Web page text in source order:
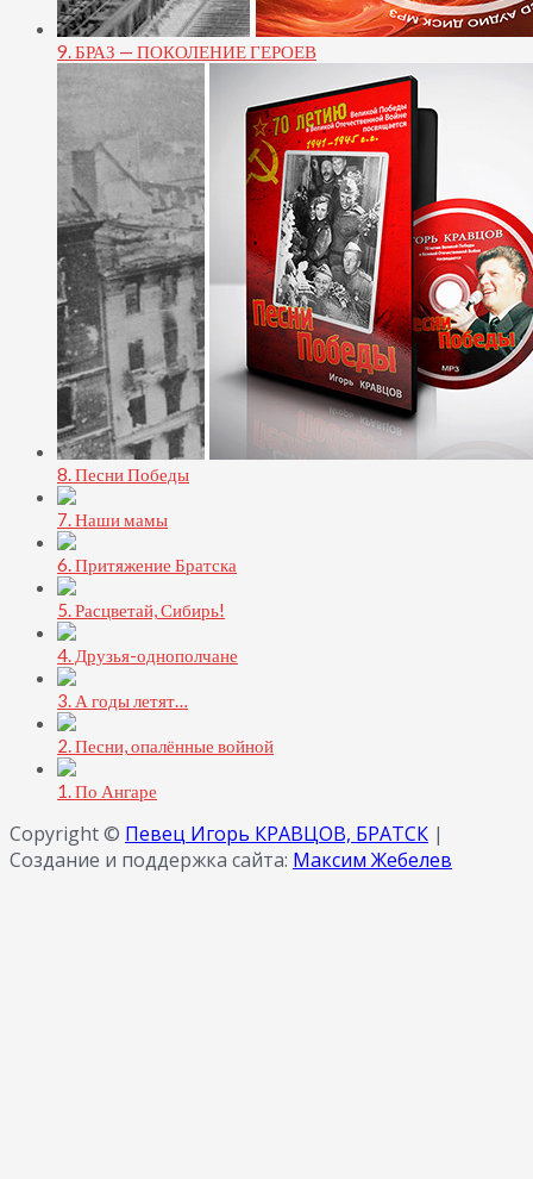
9. БРАЗ — ПОКОЛЕНИЕ ГЕРОЕВ
8. Песни Победы
7. Наши мамы
6. Притяжение Братска
5. Расцветай, Сибирь!
4. Друзья-однополчане
3. А годы летят…
2. Песни, опалённые войной
1. По Ангаре
Copyright © Певец Игорь КРАВЦОВ, БРАТСК |
Создание и поддержка сайта: Максим Жебелев